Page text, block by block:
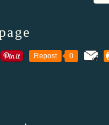
Repost 0